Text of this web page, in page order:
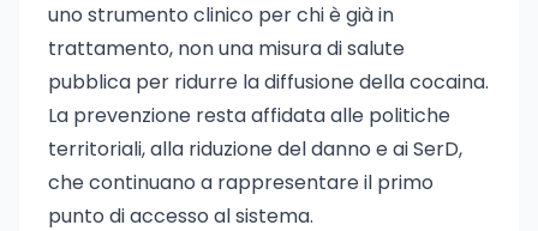
uno strumento clinico per chi è già in
trattamento, non una misura di salute
pubblica per ridurre la diffusione della cocaina.
La prevenzione resta affidata alle politiche
territoriali, alla riduzione del danno e ai SerD,
che continuano a rappresentare il primo
punto di accesso al sistema.